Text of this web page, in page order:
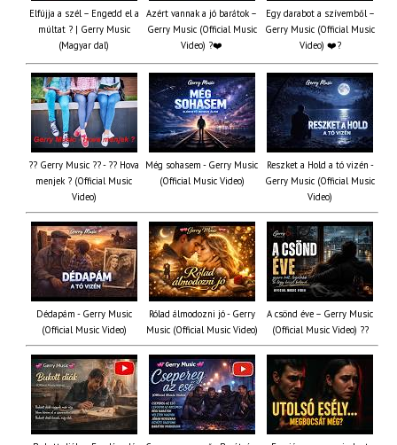
Elfújja a szél – Engedd el a
múltat ? | Gerry Music
(Magyar dal)
Azért vannak a jó barátok –
Gerry Music (Official Music
Video) ?❤️
Egy darabot a szívemből –
Gerry Music (Official Music
Video) ❤️?
?? Gerry Music ?? - ?? Hova
menjek ? (Official Music
Video)
Még sohasem - Gerry Music
(Official Music Video)
Reszket a Hold a tó vizén -
Gerry Music (Official Music
Video)
Dédapám - Gerry Music
(Official Music Video)
Rólad álmodozni jó - Gerry
Music (Official Music Video)
A csönd éve – Gerry Music
(Official Music Video) ??